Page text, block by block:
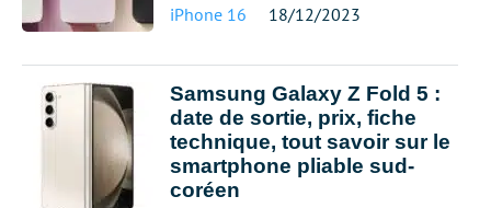
iPhone 16 18/12/2023
Samsung Galaxy Z Fold 5 :
date de sortie, prix, fiche
technique, tout savoir sur le
smartphone pliable sud-
coréen